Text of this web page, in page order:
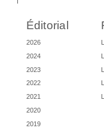
Éditorial
2026
2024
2023
2022
2021
2020
2019